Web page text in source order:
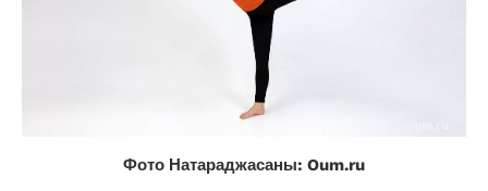
Фото Натараджасаны: Oum.ru